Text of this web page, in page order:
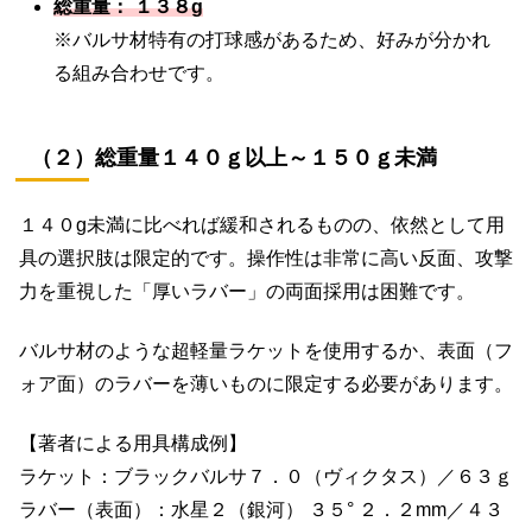
総重量： １３８g
※バルサ材特有の打球感があるため、好みが分かれ
る組み合わせです。
（２）総重量１４０ｇ以上～１５０ｇ未満
１４０g未満に比べれば緩和されるものの、依然として用
具の選択肢は限定的です。操作性は非常に高い反面、攻撃
力を重視した「厚いラバー」の両面採用は困難です。
バルサ材のような超軽量ラケットを使用するか、表面（フ
ォア面）のラバーを薄いものに限定する必要があります。
【著者による用具構成例】
ラケット：ブラックバルサ７．０（ヴィクタス）／６３ｇ
ラバー（表面）：水星２（銀河） ３５° ２．２mm／４３